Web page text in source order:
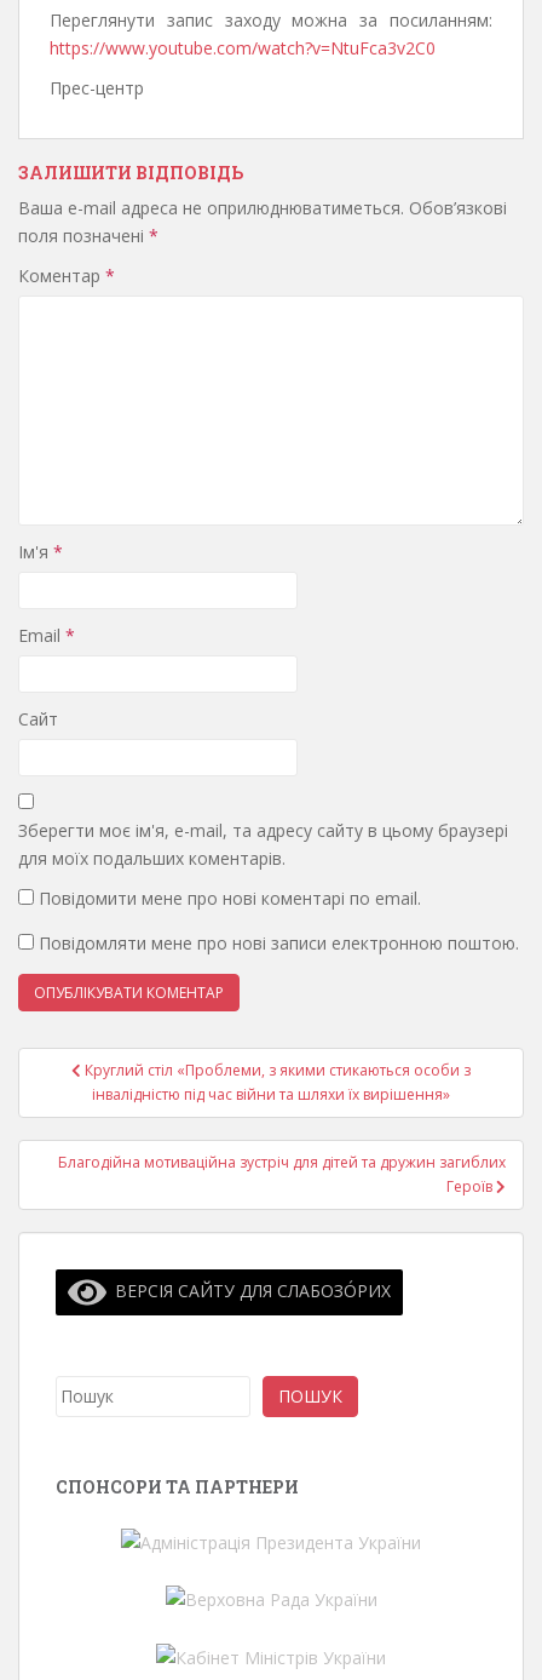
Переглянути запис заходу можна за посиланням:
https://www.youtube.com/watch?v=NtuFca3v2C0
Прес-центр
ЗАЛИШИТИ ВІДПОВІДЬ
Ваша e-mail адреса не оприлюднюватиметься. Обов’язкові
поля позначені *
Коментар *
Ім'я *
Email *
Сайт
Зберегти моє ім'я, e-mail, та адресу сайту в цьому браузері
для моїх подальших коментарів.
Повідомити мене про нові коментарі по email.
Повідомляти мене про нові записи електронною поштою.
Навігація
записів
Круглий стіл «Проблеми, з якими стикаються особи з
інвалідністю під час війни та шляхи їх вирішення»
Благодійна мотиваційна зустріч для дітей та дружин загиблих
Героїв
ВЕРСІЯ САЙТУ ДЛЯ СЛАБОЗО́РИХ
Пошук ПОШУК
СПОНСОРИ ТА ПАРТНЕРИ